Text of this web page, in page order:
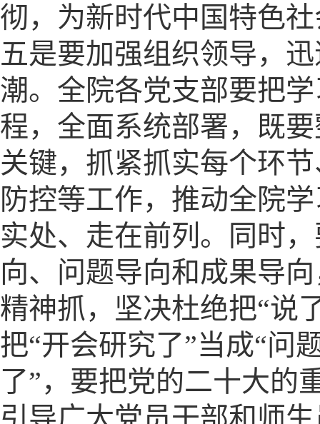
彻，为新时代中国特色
五是要加强组织领导，
潮。全院各党支部要把
程，全面系统部署，既
关键，抓紧抓实每个环
防控等工作，推动全院
实处、走在前列。同时
向、问题导向和成果导
精神抓，坚决杜绝把“说
把“开会研究了”当成“问
了”，要把党的二十大的
引导广大党员干部和师